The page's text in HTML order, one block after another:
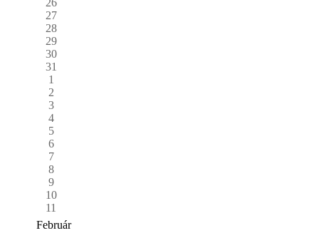
27
28
29
30
31
1
2
3
4
5
6
7
8
9
10
11
Február